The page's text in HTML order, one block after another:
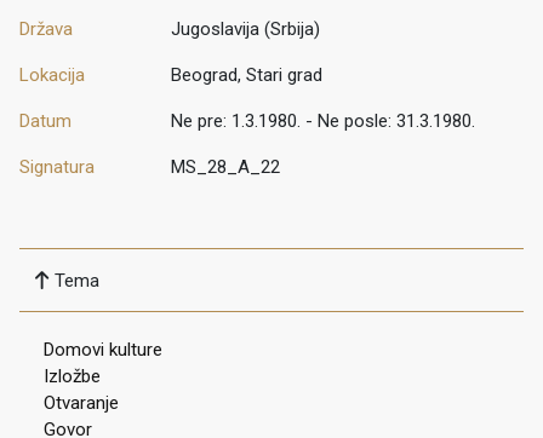
Država Jugoslavija (Srbija)
Lokacija Beograd, Stari grad
Datum Ne pre: 1.3.1980. - Ne posle: 31.3.1980.
Signatura MS_28_A_22
Tema
Domovi kulture
Izložbe
Otvaranje
Govor